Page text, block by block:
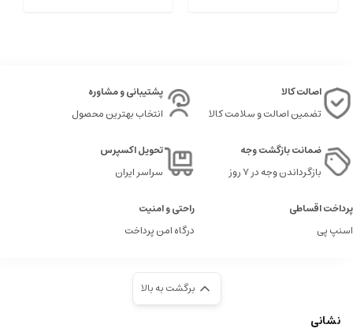
اصالت کالا
تضمین اصالت و سلامت کالا
پشتیبانی و مشاوره
انتخاب بهترین محصول
ضمانت بازگشت وجه
بازگرداندن وجه در ۷ روز
تحویل اکسپرس
سراسر ایران
پرداخت اقساطی
اسنپ پی
راحتی و امنیت
درگاه امن پرداخت
برگشت به بالا
نشانی